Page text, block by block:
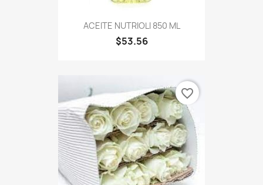
ACEITE NUTRIOLI 850 ML
$53.56
favorite_border